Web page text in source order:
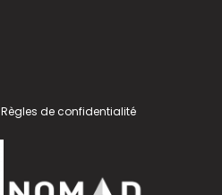
Règles de confidentialité